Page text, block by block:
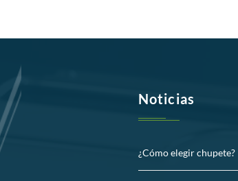
Noticias
¿Cómo elegir chupete?